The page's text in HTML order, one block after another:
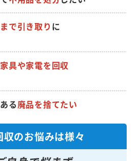
不用品を処分 したい
家具や家電を回収
で引き取り に
る廃品を捨てたい
収のお悩みは様々